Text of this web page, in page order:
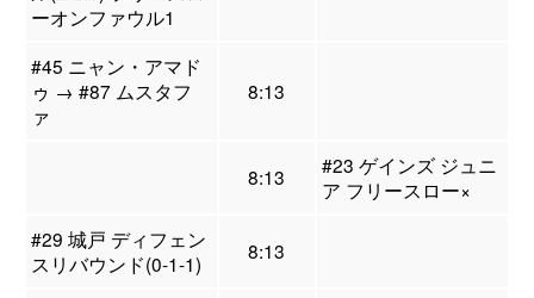
ーオンファウル1
#45 ニャン・アマド
ゥ → #87 ムスタフ
ァ
8:13
8:13
#23 ゲインズ ジュニ
ア フリースロー×
#29 城戸 ディフェン
スリバウンド(0-1-1)
8:13